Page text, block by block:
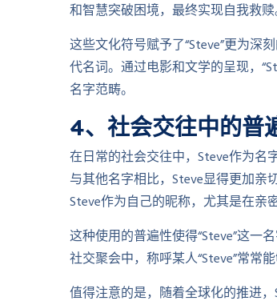
和智慧突破困境，最终实现自我救赎
这些文化符号赋予了“Steve”更为深
代名词。通过电影和文学的呈现，
名字范畴。
4、社会交往中的普
在日常的社会交往中，Steve作为名
与其他名字相比，Steve显得更加亲
Steve作为自己的昵称，尤其是在亲
这种使用的普遍性使得“Steve”这一
社交聚会中，称呼某人“Steve”常常
值得注意的是，随着全球化的推进